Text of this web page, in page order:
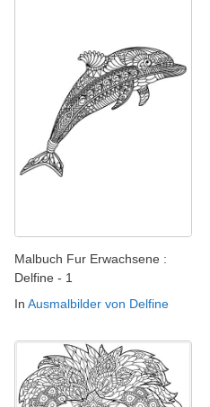
Malbuch Fur Erwachsene :
Delfine - 1
In Ausmalbilder von Delfine